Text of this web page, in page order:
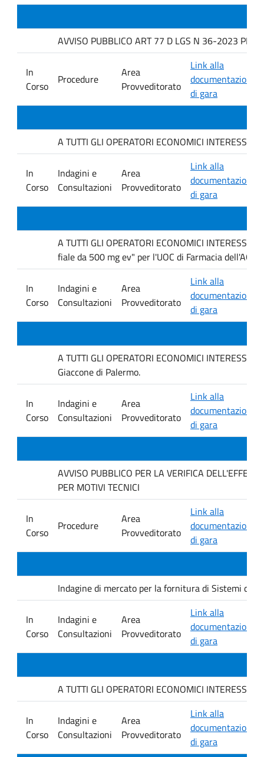
AVVISO PUBBLICO ART 77 D LGS N 36-2023 PER
In
Corso
Procedure
Area
Provveditorato
Link alla
documentazione
di gara
A TUTTI GLI OPERATORI ECONOMICI
In
Corso
Indagini e
Consultazioni
Area
Provveditorato
Link alla
documentazione
di gara
A TUTTI GLI OPERATORI ECONOMICI
fiale da 500 mg ev" per l'UOC di Farmacia
In
Corso
Indagini e
Consultazioni
Area
Provveditorato
Link alla
documentazione
di gara
A TUTTI GLI OPERATORI ECONOMICI
Giaccone di Palermo.
In
Corso
Indagini e
Consultazioni
Area
Provveditorato
Link alla
documentazione
di gara
AVVISO PUBBLICO PER LA VERIFICA
PER MOTIVI TECNICI
In
Corso
Procedure
Area
Provveditorato
Link alla
documentazione
di gara
Indagine di mercato per la fornitura di Sistemi di
In
Corso
Indagini e
Consultazioni
Area
Provveditorato
Link alla
documentazione
di gara
A TUTTI GLI OPERATORI ECONOMICI
In
Corso
Indagini e
Consultazioni
Area
Provveditorato
Link alla
documentazione
di gara